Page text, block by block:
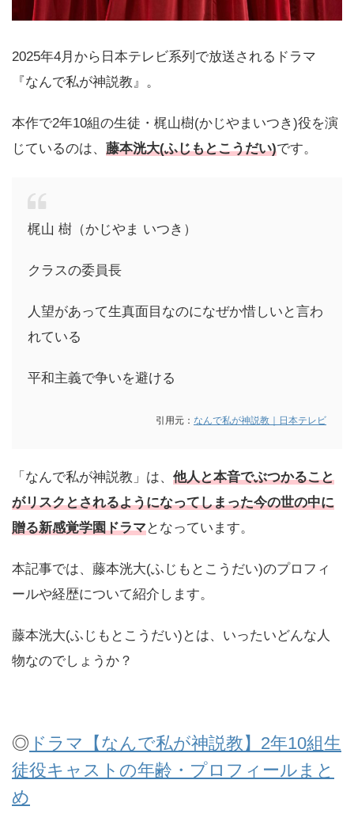
2025年4月から日本テレビ系列で放送されるドラマ
『なんで私が神説教』。
本作で2年10組の生徒・梶山樹(かじやまいつき)役を演
じているのは、 藤本洸大(ふじもとこうだい)です。
梶山 樹（かじやま いつき）
クラスの委員長
人望があって生真面目なのになぜか惜しいと言わ
れている
平和主義で争いを避ける
引用元： なんで私が神説教｜日本テレビ
「なんで私が神説教」は、 他人と本音でぶつかること
がリスクとされるようになってしまった今の世の中に
贈る新感覚学園ドラマとなっています。
本記事では、藤本洸大(ふじもとこうだい)のプロフィ
ールや経歴について紹介します。
藤本洸大(ふじもとこうだい)とは、いったいどんな人
物なのでしょうか？
◎ ドラマ【なんで私が神説教】2年10組生
徒役キャストの年齢・プロフィールまと
め